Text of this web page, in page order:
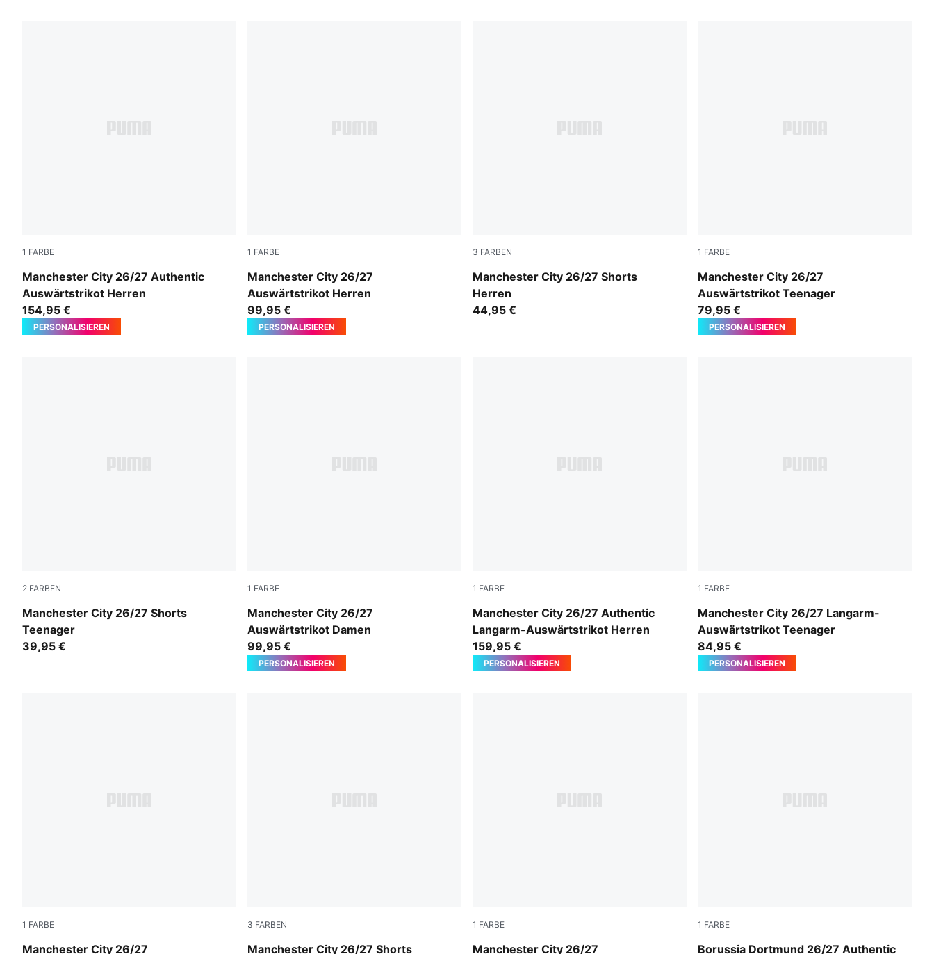
1 FARBE
Manchester City 26/27 Authentic
Auswärtstrikot Herren
PUMA Black-Flaxen
154,95 €
PERSONALISIEREN
1 FARBE
Manchester City 26/27
Auswärtstrikot Herren
PUMA Black-Flaxen
99,95 €
PERSONALISIEREN
3 FARBEN
Manchester City 26/27 Shorts
Herren
PUMA Black-Flaxen
44,95 €
1 FARBE
Manchester City 26/27
Auswärtstrikot Teenager
PUMA Black-Flaxen
79,95 €
PERSONALISIEREN
2 FARBEN
Manchester City 26/27 Shorts
Teenager
PUMA Black-Flaxen
39,95 €
1 FARBE
Manchester City 26/27
Auswärtstrikot Damen
PUMA Black-Flaxen
99,95 €
PERSONALISIEREN
1 FARBE
Manchester City 26/27 Authentic
Langarm-Auswärtstrikot Herren
PUMA Black-Flaxen
159,95 €
PERSONALISIEREN
1 FARBE
Manchester City 26/27 Langarm-
Auswärtstrikot Teenager
PUMA Black-Flaxen
84,95 €
PERSONALISIEREN
1 FARBE
Manchester City 26/27
PUMA Black-Flaxen
3 FARBEN
Manchester City 26/27 Shorts
Flaxen-PUMA Black
1 FARBE
Manchester City 26/27
PUMA Black-Flaxen
1 FARBE
Borussia Dortmund 26/27 Authentic
Purple Glimmer-Yellow Alert